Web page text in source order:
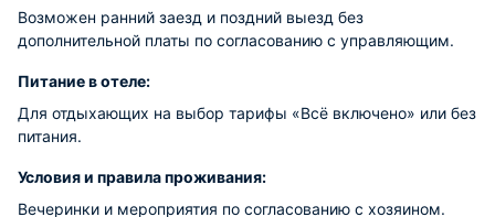
Возможен ранний заезд и поздний выезд без
дополнительной платы по согласованию с управляющим.
Питание в отеле:
Для отдыхающих на выбор тарифы «Всё включено» или без
питания.
Условия и правила проживания:
Вечеринки и мероприятия по согласованию с хозяином.